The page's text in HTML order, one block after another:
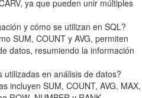
ya que pueden unir múltiples
y cómo se utilizan en SQL?
SUM, COUNT y AVG, permiten
datos, resumiendo la información
utilizadas en análisis de datos?
incluyen SUM, COUNT, AVG, MAX,